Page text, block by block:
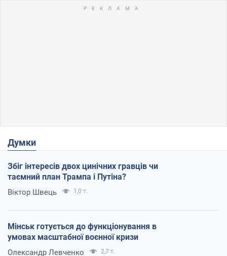
Думки
Збіг інтересів двох цинічних гравців чи
таємний план Трампа і Путіна?
Віктор Швець 1,0 т.
Мінськ готується до функціонування в
умовах масштабної воєнної кризи
Олександр Левченко 2,7 т.